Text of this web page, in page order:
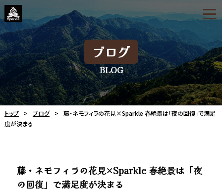
ブログ
BLOG
トップ ブログ
藤・ネモフィラの花見×Sparkle 春絶景は「夜の回復」で満足
度が決まる
藤・ネモフィラの花見×Sparkle 春絶景は「夜
の回復」で満足度が決まる